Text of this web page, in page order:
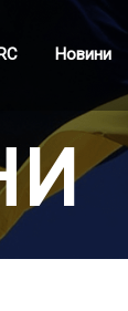
Новини